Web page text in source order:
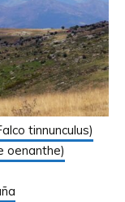
tinnunculus)
oenanthe)